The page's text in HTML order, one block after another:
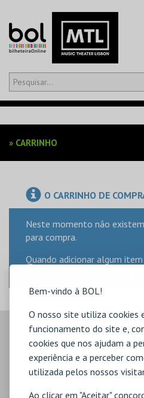
Bem-vindo à BOL!
O nosso site utiliza cookies
funcionamento do site e,
cookies que nos ajudam a
experiência e a perceber
utilizada pelos nossos
Ao clicar em "Aceitar"
Olá,iniciar sessão
EVENTOS
CARTÕES
PRODUTOS
» CARRINHO
O CARRINHO DE
Neste momento não
para compra.
Quando adicionar algum